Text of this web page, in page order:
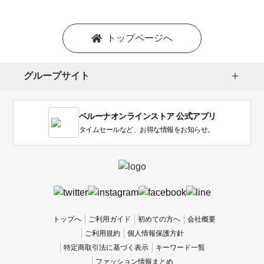
トップページへ
グループサイト
ベルーナオンラインストア 公式アプリ
タイムセールなど、お得な情報をお知らせ。
トップへ ご利用ガイド 初めての方へ
会社概要
ご利用規約
個人情報保護方針
特定商取引法に基づく表示
キーワード一覧
ファッション情報まとめ